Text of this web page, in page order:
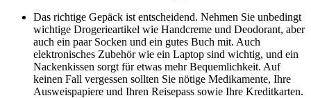
Das richtige Gepäck ist entscheidend. Nehmen Sie unbedingt
wichtige Drogerieartikel wie Handcreme und Deodorant, aber
auch ein paar Socken und ein gutes Buch mit. Auch
elektronisches Zubehör wie ein Laptop sind wichtig, und ein
Nackenkissen sorgt für etwas mehr Bequemlichkeit. Auf
keinen Fall vergessen sollten Sie nötige Medikamente, Ihre
Ausweispapiere und Ihren Reisepass sowie Ihre Kreditkarten.